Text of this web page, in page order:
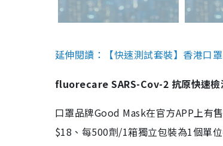
延伸閱讀：【快速測試套裝】香港口
fluorecare SARS-Cov-2 抗原快速檢
口罩品牌Good Mask在官方APP上有
$18、每500劑/1箱獨立包裝為1個單